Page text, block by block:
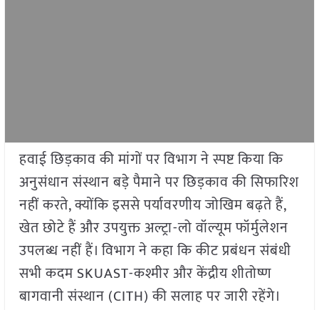
हवाई छिड़काव की मांगों पर विभाग ने स्पष्ट किया कि
अनुसंधान संस्थान बड़े पैमाने पर छिड़काव की सिफारिश
नहीं करते, क्योंकि इससे पर्यावरणीय जोखिम बढ़ते हैं,
खेत छोटे हैं और उपयुक्त अल्ट्रा-लो वॉल्यूम फॉर्मुलेशन
उपलब्ध नहीं हैं। विभाग ने कहा कि कीट प्रबंधन संबंधी
सभी कदम SKUAST-कश्मीर और केंद्रीय शीतोष्ण
बागवानी संस्थान (CITH) की सलाह पर जारी रहेंगे।